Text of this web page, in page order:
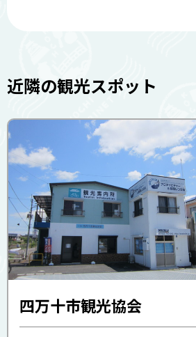
近隣の観光スポット
四万十市観光協会